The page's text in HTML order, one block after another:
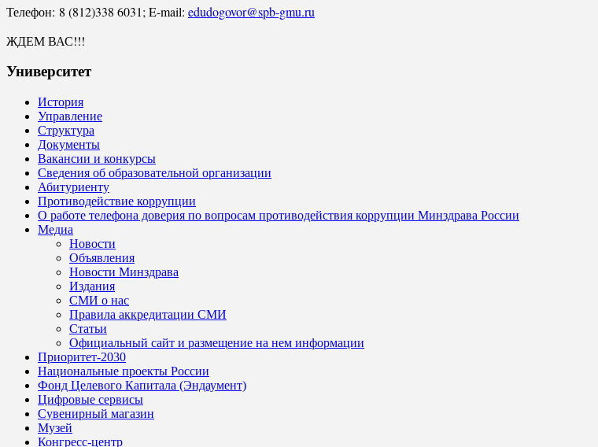
Телефон: 8 (812)338 6031; E-mail: edudogovor@spb-gmu.ru
ЖДЕМ ВАС!!!
Университет
История
Управление
Структура
Документы
Вакансии и конкурсы
Сведения об образовательной организации
Абитуриенту
Противодействие коррупции
О работе телефона доверия по вопросам противодействия коррупции Минздрава России
Медиа
Новости
Объявления
Новости Минздрава
Издания
СМИ о нас
Правила аккредитации СМИ
Статьи
Официальный сайт и размещение на нем информации
Приоритет-2030
Национальные проекты России
Фонд Целевого Капитала (Эндаумент)
Цифровые сервисы
Сувенирный магазин
Музей
Конгресс-центр